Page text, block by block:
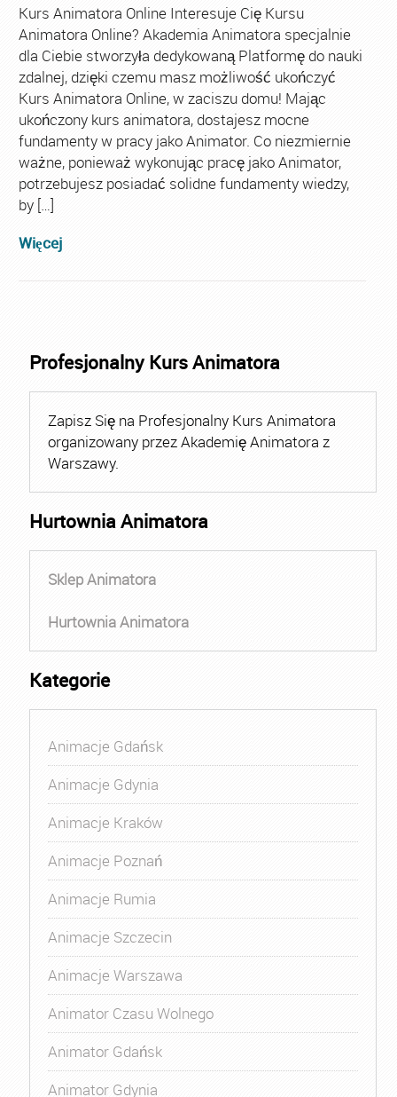
Kurs Animatora Online Interesuje Cię Kursu
Animatora Online? Akademia Animatora specjalnie
dla Ciebie stworzyła dedykowaną Platformę do nauki
zdalnej, dzięki czemu masz możliwość ukończyć
Kurs Animatora Online, w zaciszu domu! Mając
ukończony kurs animatora, dostajesz mocne
fundamenty w pracy jako Animator. Co niezmiernie
ważne, ponieważ wykonując pracę jako Animator,
potrzebujesz posiadać solidne fundamenty wiedzy,
by […]
Więcej
Profesjonalny Kurs Animatora
Zapisz Się na Profesjonalny Kurs Animatora
organizowany przez Akademię Animatora z
Warszawy.
Hurtownia Animatora
Sklep Animatora
Hurtownia Animatora
Kategorie
Animacje Gdańsk
Animacje Gdynia
Animacje Kraków
Animacje Poznań
Animacje Rumia
Animacje Szczecin
Animacje Warszawa
Animator Czasu Wolnego
Animator Gdańsk
Animator Gdynia